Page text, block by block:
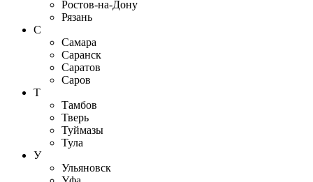
Ростов-на-Дону
Рязань
С
Самара
Саранск
Саратов
Саров
Т
Тамбов
Тверь
Туймазы
Тула
У
Ульяновск